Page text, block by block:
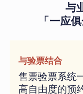
与
「一应
与验票结合
售票验票系统
高自由度的预